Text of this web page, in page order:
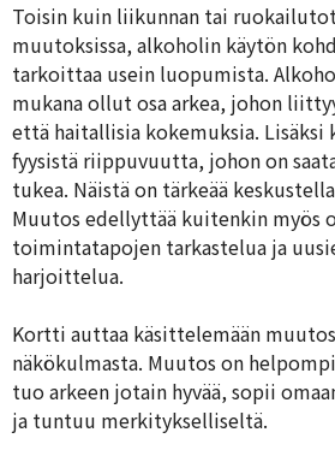
Toisin kuin liikunnan tai
muutoksissa, alkoholin käytön
tarkoittaa usein luopumista.
mukana ollut osa arkea, johon
että haitallisia kokemuksia.
fyysistä riippuvuutta, johon on
tukea. Näistä on tärkeää
Muutos edellyttää kuitenkin myös
toimintatapojen tarkastelua ja
harjoittelua.
Kortti auttaa käsittelemään
näkökulmasta. Muutos on
tuo arkeen jotain hyvää, sopii
ja tuntuu merkitykselliseltä.